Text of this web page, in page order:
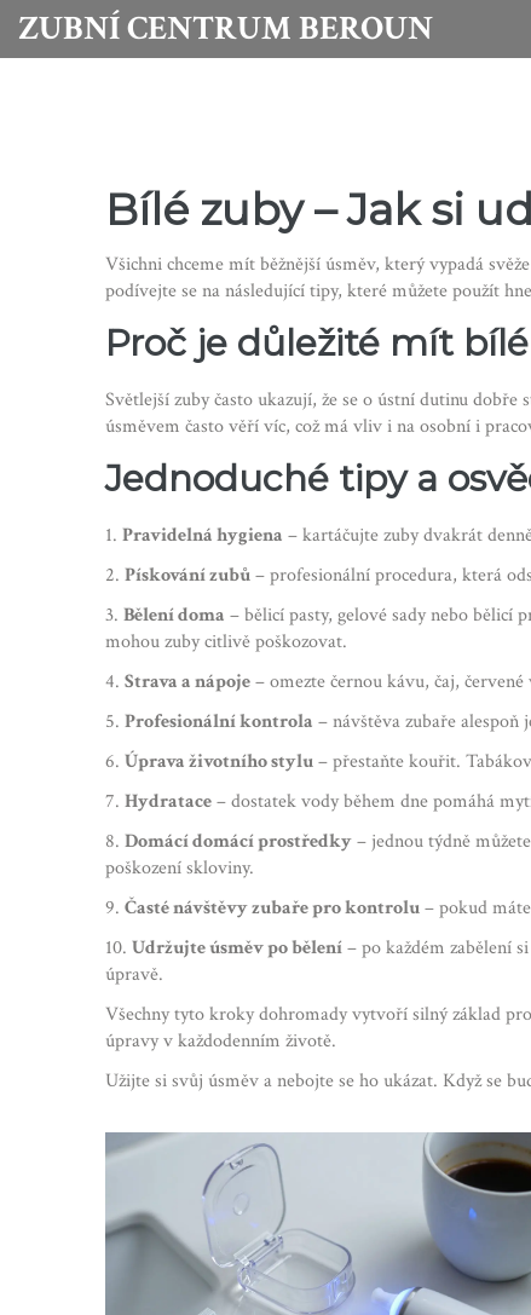
ZUBNÍ CENTRUM BEROUN
Bílé zuby – Jak si
Všichni chceme mít běžnější úsměv, který vypadá
podívejte se na následující tipy, které můžete použít
Proč je důležité mít
Světlejší zuby často ukazují, že se o ústní dutinu
úsměvem často věří víc, což má vliv i na osobní i
Jednoduché tipy a
1. Pravidelná hygiena – kartáčujte zuby dvakrát
2. Pískování zubů– profesionální procedura, která
3. Bělení doma – bělicí pasty, gelové sady nebo
mohou zuby citlivě poškozovat.
4. Strava a nápoje– omezte černou kávu, čaj,
5. Profesionální kontrola – návštěva zubaře
6. Úprava životního stylu– přestaňte kouřit.
7. Hydratace– dostatek vody během dne pomáhá
8. Domácí domácí prostředky– jednou týdně
poškození skloviny.
9. Časté návštěvy zubaře pro kontrolu– pokud
10. Udržujte úsměv po bělení– po každém zabělení
úpravě.
Všechny tyto kroky dohromady vytvoří silný základ
úpravy v každodenním životě.
Užijte si svůj úsměv a nebojte se ho ukázat. Když se